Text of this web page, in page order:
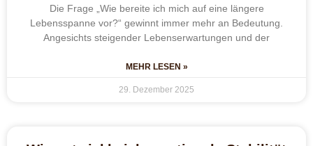
Die Frage „Wie bereite ich mich auf eine längere
Lebensspanne vor?“ gewinnt immer mehr an Bedeutung.
Angesichts steigender Lebenserwartungen und der
MEHR LESEN »
29. Dezember 2025